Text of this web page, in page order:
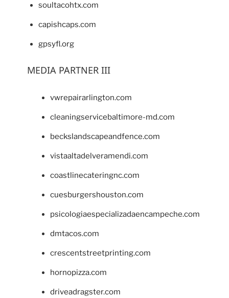
soultacohtx.com
capishcaps.com
gpsyfl.org
MEDIA PARTNER III
vwrepairarlington.com
cleaningservicebaltimore-md.com
beckslandscapeandfence.com
vistaaltadelveramendi.com
coastlinecateringnc.com
cuesburgershouston.com
psicologiaespecializadaencampeche.com
dmtacos.com
crescentstreetprinting.com
hornopizza.com
driveadragster.com